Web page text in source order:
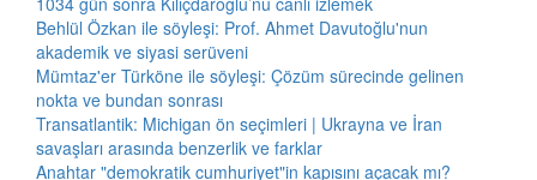
Behlül Özkan ile söyleşi: Prof. Ahmet Davutoğlu'nun
akademik ve siyasi serüveni
Mümtaz'er Türköne ile söyleşi: Çözüm sürecinde gelinen
nokta ve bundan sonrası
Transatlantik: Michigan ön seçimleri | Ukrayna ve İran
savaşları arasında benzerlik ve farklar
Anahtar "demokratik cumhuriyet"in kapısını açacak mı?